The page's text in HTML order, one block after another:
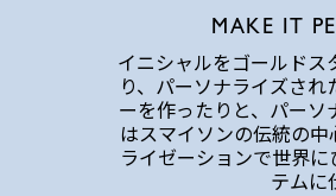
MAKE IT
イニシャルをゴールドス
り、パーソナライズされ
ーを作ったりと、パーソ
はスマイソンの伝統の中
ライゼーションで世界に
テムに